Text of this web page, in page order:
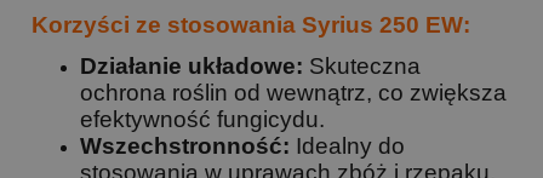
Korzyści ze stosowania Syrius 250 EW:
Działanie układowe: Skuteczna
ochrona roślin od wewnątrz, co zwiększa
efektywność fungicydu.
Wszechstronność: Idealny do
stosowania w uprawach zbóż i rzepaku.